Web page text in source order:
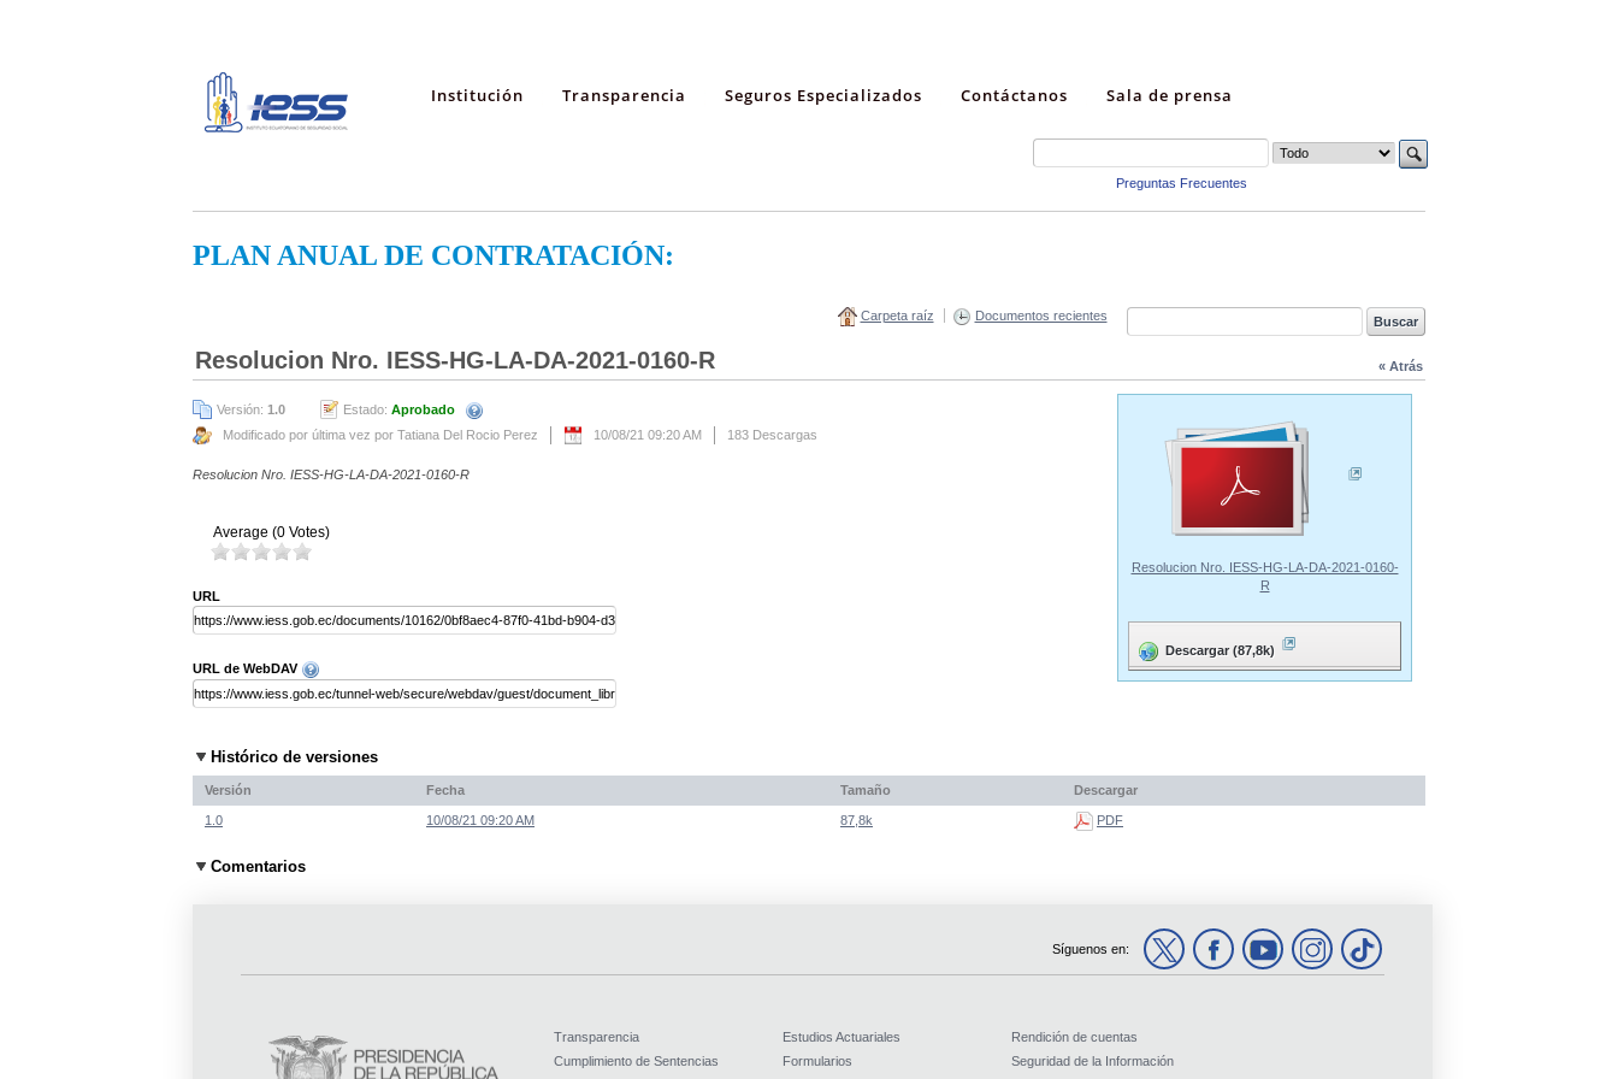
Institución Transparencia Seguros Especializados Contáctanos Sala de prensa
Preguntas Frecuentes
PLAN ANUAL DE CONTRATACIÓN:
Carpeta raíz Documentos recientes
« Atrás
Resolucion Nro. IESS-HG-LA-DA-2021-0160-R
Versión: 1.0 Estado: Aprobado
Modificado por última vez por Tatiana Del Rocio Perez
10/08/21 09:20 AM 183 Descargas
Resolucion Nro. IESS-HG-LA-DA-2021-0160-R
Average (0 Votes)
URL
URL de WebDAV
Resolucion Nro. IESS-HG-LA-DA-2021-0160-
R
Descargar (87,8k)
Histórico de versiones
Versión Fecha Tamaño Descargar
1.0 10/08/21 09:20 AM 87,8k PDF
Comentarios
Síguenos en:
Transparencia
Cumplimiento de Sentencias
Estudios Actuariales
Formularios
Rendición de cuentas
Seguridad de la Información